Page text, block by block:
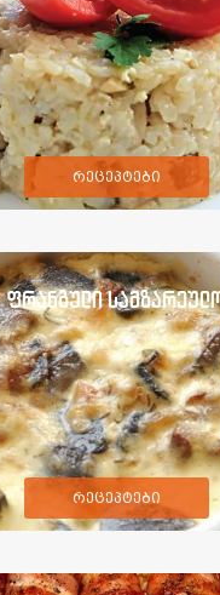
რეცეპტები
ფრანგული
რეცეპტები